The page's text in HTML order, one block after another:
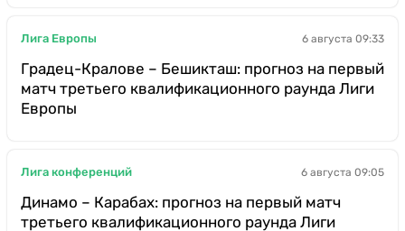
Лига Европы 6 августа 09:33
Градец-Кралове – Бешикташ: прогноз на первый
матч третьего квалификационного раунда Лиги
Европы
Лига конференций 6 августа 09:05
Динамо – Карабах: прогноз на первый матч
третьего квалификационного раунда Лиги